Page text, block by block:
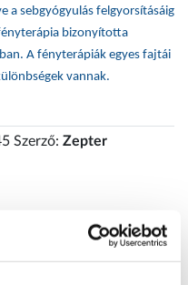
a sebgyógyulás felgyorsításáig
bizonyította
A fényterápiák egyes fajtái
vannak.
Szerző: Zepter
csirke edények